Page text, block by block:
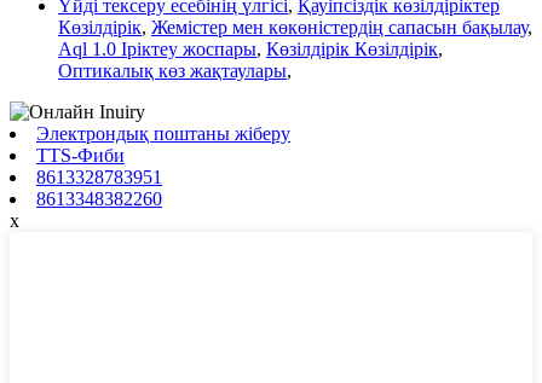
Үйді тексеру есебінің үлгісі, Қауіпсіздік көзілдіріктер
Көзілдірік, Жемістер мен көкөністердің сапасын бақылау,
Aql 1.0 Іріктеу жоспары, Көзілдірік Көзілдірік,
Оптикалық көз жақтаулары,
Электрондық поштаны жіберу
TTS-Фиби
8613328783951
8613348382260
x